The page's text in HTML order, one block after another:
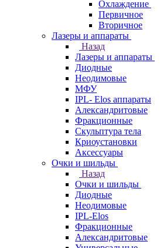
Охлаждение
Первичное
Вторичное
Лазеры и аппараты
Назад
Лазеры и аппараты
Диодные
Неодимовые
МФУ
IPL- Elos аппараты
Александритовые
Фракционные
Скульптура тела
Криоустановки
Аксессуары
Очки и шильды
Назад
Очки и шильды
Диодные
Неодимовые
IPL-Elos
Фракционные
Александритовые